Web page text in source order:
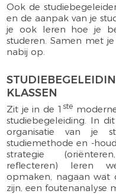
Ook de
en de aanpak van je
je ook leren hoe je
studeren. Samen met
nabij op.
KLASSEN
Zit je in de 1 ste
studiebegeleiding. In
organisatie van je
studiemethode en -
strategie
reflecteren) leren
opmaken, nagaan wat
zijn, een foutenanalyse